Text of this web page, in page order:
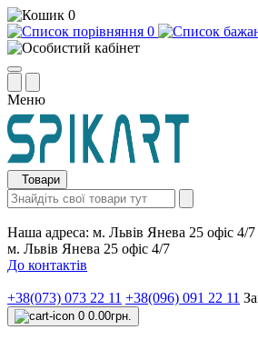
0
0
Меню
Товари
Наша адреса: м. Львів Янева 25 офіс 4/7
м. Львів Янева 25 офіс 4/7
До контактів
+38(073) 073 22 11 +38(096) 091 22 11
0 0.00грн.